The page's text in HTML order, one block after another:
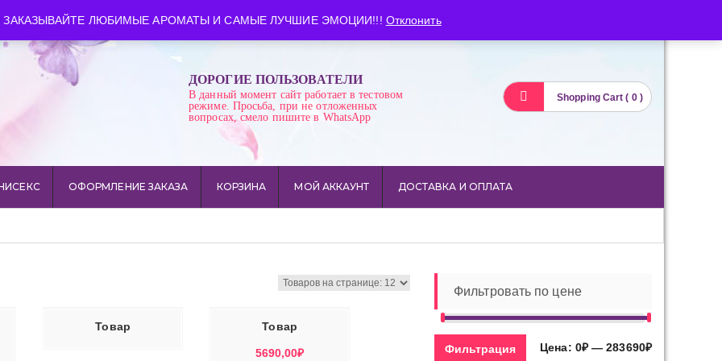
ЗАКАЗЫВАЙТЕ ЛЮБИМЫЕ АРОМАТЫ И САМЫЕ ЛУЧШИЕ ЭМОЦИИ!!! Отклонить
Время работы: пн-сб 10:00-21:00
ДОРОГИЕ ПОЛЬЗОВАТЕЛИ
В данный момент сайт работает в тестовом
режиме. Просьба, при не отложенных
вопросах, смело пишите в WhatsApp
Shopping Cart ( 0 )
ОФОРМЛЕНИЕ ЗАКАЗА КОРЗИНА МОЙ АККАУНТ ДОСТАВКА И ОПЛАТА
Товар Товар
5690,00₽
Фильтровать по цене
Минимальная
Фильтрация Цена: 0₽—283690₽